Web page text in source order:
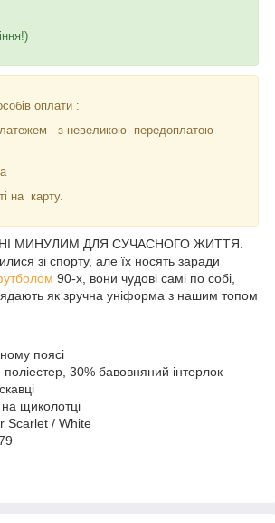
оплати :
з невеликою передоплатою -
на карту.
МИНУЛИМ ДЛЯ СУЧАСНОГО ЖИТТЯ.
зі спорту, але їх носять заради
90-х, вони чудові самі по собі,
як зручна уніформа з нашим топом
поясі
30% бавовняний інтерлок
на щиколотці
Scarlet / White